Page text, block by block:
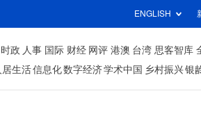
ENGLISH
时政 人事 国际 财经 网评 港澳 台湾 思客智库
居生活信息化数字经济学术中国 乡村振兴银